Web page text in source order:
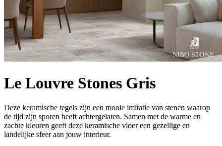
Le Louvre Stones Gris
Deze keramische tegels zijn een mooie imitatie van stenen waarop
de tijd zijn sporen heeft achtergelaten. Samen met de warme en
zachte kleuren geeft deze keramische vloer een gezellige en
landelijke sfeer aan jouw interieur.